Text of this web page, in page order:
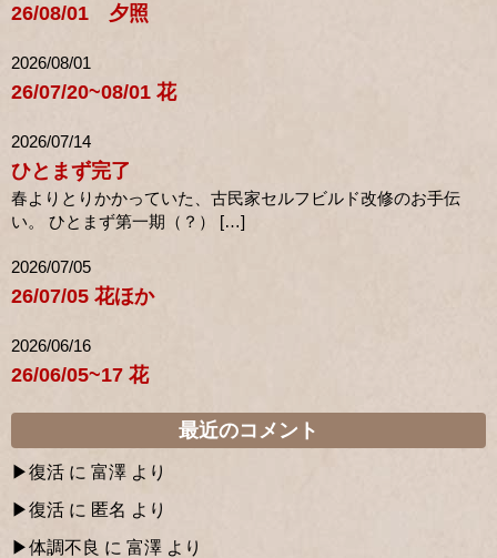
26/08/01 夕照
2026/08/01
26/07/20~08/01 花
2026/07/14
ひとまず完了
春よりとりかかっていた、古民家セルフビルド改修のお手伝
い。 ひとまず第一期（？） […]
2026/07/05
26/07/05 花ほか
2026/06/16
26/06/05~17 花
最近のコメント
復活 に 富澤 より
復活 に 匿名 より
体調不良 に 富澤 より